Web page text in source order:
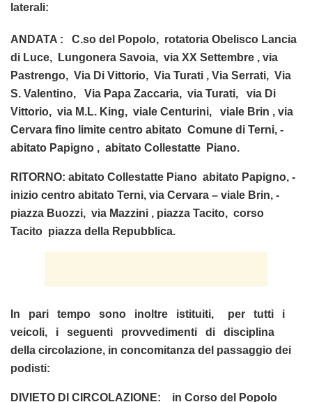
laterali:
ANDATA : C.so del Popolo, ­ rotatoria Obelisco Lancia
di Luce, ­ Lungonera Savoia, ­ via XX Settembre ,­ via
Pastrengo, ­ Via Di Vittorio, ­ Via Turati ­, Via Serrati, ­ Via
S. Valentino, ­ Via Papa Zaccaria, ­ via Turati, ­ via Di
Vittorio, ­ via M.L. King, ­ viale Centurini, ­ viale Brin , via
Cervara fino limite centro abitato Comune di Terni, ­
abitato Papigno , abitato Collestatte Piano.
RITORNO: abitato Collestatte Piano ­ abitato Papigno, ­
inizio centro abitato Terni, via Cervara – viale Brin, ­
piazza Buozzi, ­ via Mazzini ­, piazza Tacito, ­ corso
Tacito ­ piazza della Repubblica.
In pari tempo sono inoltre istituiti, per tutti i
veicoli, i seguenti provvedimenti di disciplina
della circolazione, in concomitanza del passaggio dei
podisti:
DIVIETO DI CIRCOLAZIONE: in Corso del Popolo